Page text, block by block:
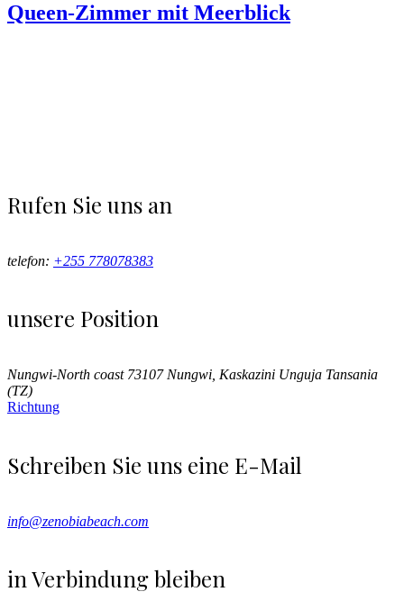
Queen-Zimmer mit Meerblick
Rufen Sie uns an
telefon: +255 778078383
unsere Position
Nungwi-North coast 73107 Nungwi, Kaskazini Unguja Tansania
(TZ)
Richtung
Schreiben Sie uns eine E-Mail
info@zenobiabeach.com
in Verbindung bleiben